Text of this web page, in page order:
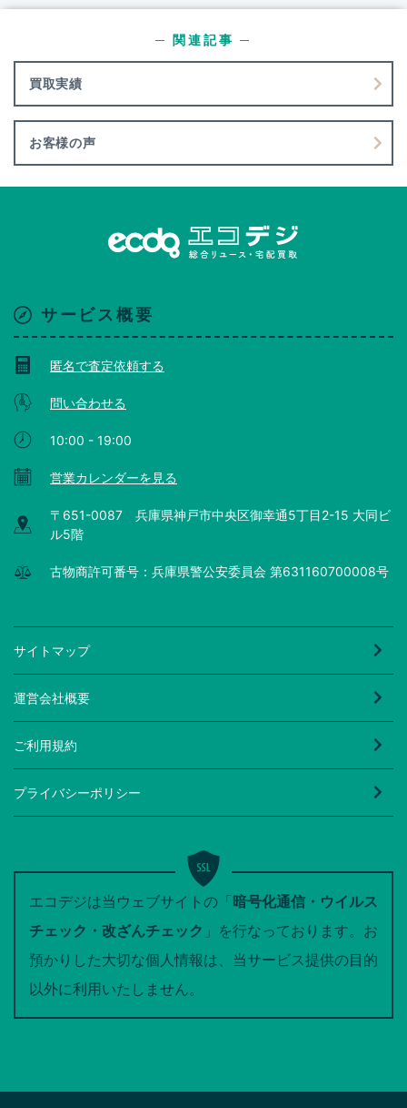
買取実績
─ 関連記事 ─
お客様の声
サービス概要
匿名で査定依頼する
問い合わせる
10:00 - 19:00
営業カレンダーを見る
〒651-0087 兵庫県神戸市中央区御幸通5丁目2-15 大同ビ
ル5階
古物商許可番号：兵庫県警公安委員会 第631160700008号
サイトマップ
運営会社概要
ご利用規約
プライバシーポリシー
エコデジは当ウェブサイトの「暗号化通信・ウイルス
チェック・改ざんチェック 」を行なっております。お
預かりした大切な個人情報は、当サービス提供の目的
以外に利用いたしません。